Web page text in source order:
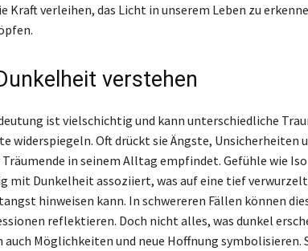
Kraft verleihen, das Licht in unserem Leben zu
verstehen
ist vielschichtig und kann unterschiedliche
widerspiegeln. Oft drückt sie Ängste, Unsicherheiten
Träumende in seinem Alltag empfindet. Gefühle wie
mit Dunkelheit assoziiert, was auf eine tief
hinweisen kann. In schwereren Fällen können
reflektieren. Doch nicht alles, was dunkel
Möglichkeiten und neue Hoffnung symbolisieren.